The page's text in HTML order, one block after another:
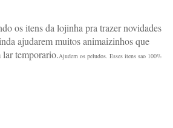
os itens da lojinha pra trazer novidades
ajudarem muitos animaizinhos que
lar temporario.Ajudem os peludos. Esses itens sao 100%